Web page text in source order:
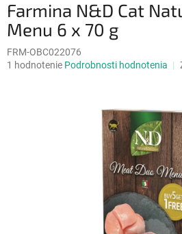
Farmina N&D Cat
Menu 6 x 70 g
FRM-OBC022076
Priemerné
1 hodnotenie Podrobnosti hodnotenia